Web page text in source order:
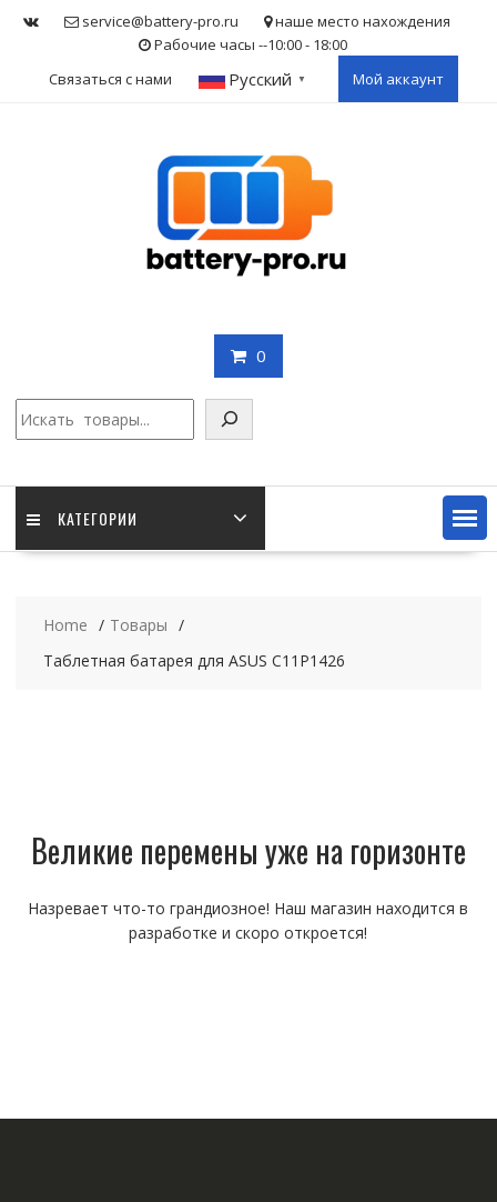
service@battery-pro.ru
наше место нахождения
Рабочие часы --10:00 - 18:00
Связаться с нами
Русский ▼ Мой аккаунт
0
КАТЕГОРИИ
Home
Товары
Таблетная батарея для ASUS C11P1426
Великие перемены уже на горизонте
Назревает что-то грандиозное! Наш магазин находится в
разработке и скоро откроется!